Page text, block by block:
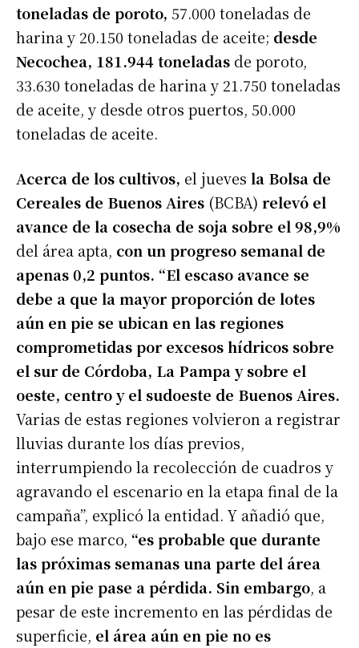
toneladas de poroto, 57.000 toneladas de
harina y 20.150 toneladas de aceite; desde
Necochea, 181.944 toneladas de poroto,
33.630 toneladas de harina y 21.750 toneladas
de aceite, y desde otros puertos, 50.000
toneladas de aceite.
Acerca de los cultivos, el jueves la Bolsa de
Cereales de Buenos Aires (BCBA) relevó el
avance de la cosecha de soja sobre el 98,9%
del área apta, con un progreso semanal de
apenas 0,2 puntos. “El escaso avance se
debe a que la mayor proporción de lotes
aún en pie se ubican en las regiones
comprometidas por excesos hídricos sobre
el sur de Córdoba, La Pampa y sobre el
oeste, centro y el sudoeste de Buenos Aires.
Varias de estas regiones volvieron a registrar
lluvias durante los días previos,
interrumpiendo la recolección de cuadros y
agravando el escenario en la etapa final de la
campaña”, explicó la entidad. Y añadió que,
bajo ese marco, “es probable que durante
las próximas semanas una parte del área
aún en pie pase a pérdida. Sin embargo, a
pesar de este incremento en las pérdidas de
superficie, el área aún en pie no es